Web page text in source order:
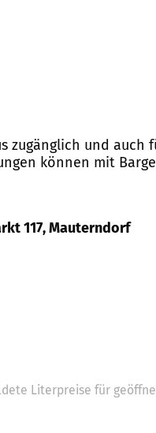
zugänglich und
können mit
117, Mauterndorf
Literpreise für